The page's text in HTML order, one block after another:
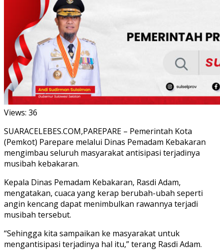
Views: 36
SUARACELEBES.COM,PAREPARE – Pemerintah Kota
(Pemkot) Parepare melalui Dinas Pemadam Kebakaran
mengimbau seluruh masyarakat antisipasi terjadinya
musibah kebakaran.
Kepala Dinas Pemadam Kebakaran, Rasdi Adam,
mengatakan, cuaca yang kerap berubah-ubah seperti
angin kencang dapat menimbulkan rawannya terjadi
musibah tersebut.
“Sehingga kita sampaikan ke masyarakat untuk
mengantisipasi terjadinya hal itu,” terang Rasdi Adam.